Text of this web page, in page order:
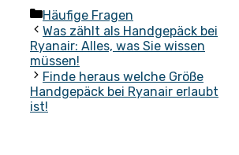
Kategorien
Häufige Fragen
Was zählt als Handgepäck bei
Ryanair: Alles, was Sie wissen
müssen!
Finde heraus welche Größe
Handgepäck bei Ryanair erlaubt
ist!